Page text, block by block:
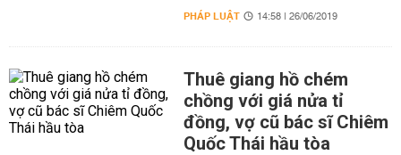
PHÁP LUẬT 14:58 | 26/06/2019
Thuê giang hồ chém
chồng với giá nửa tỉ
đồng, vợ cũ bác sĩ Chiêm
Quốc Thái hầu tòa